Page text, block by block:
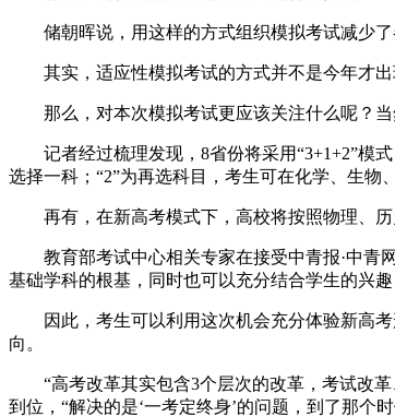
储朝晖说，用这样的方式组织模拟考试减少了
其实，适应性模拟考试的方式并不是今年才出
那么，对本次模拟考试更应该关注什么呢？当
记者经过梳理发现，8省份将采用“3+1+2”模式
选择一科；“2”为再选科目，考生可在化学、生物
再有，在新高考模式下，高校将按照物理、历
教育部考试中心相关专家在接受中青报·中青网
基础学科的根基，同时也可以充分结合学生的兴趣
因此，考生可以利用这次机会充分体验新高考
向。
“高考改革其实包含3个层次的改革，考试改革
到位，“解决的是‘一考定终身’的问题，到了那个